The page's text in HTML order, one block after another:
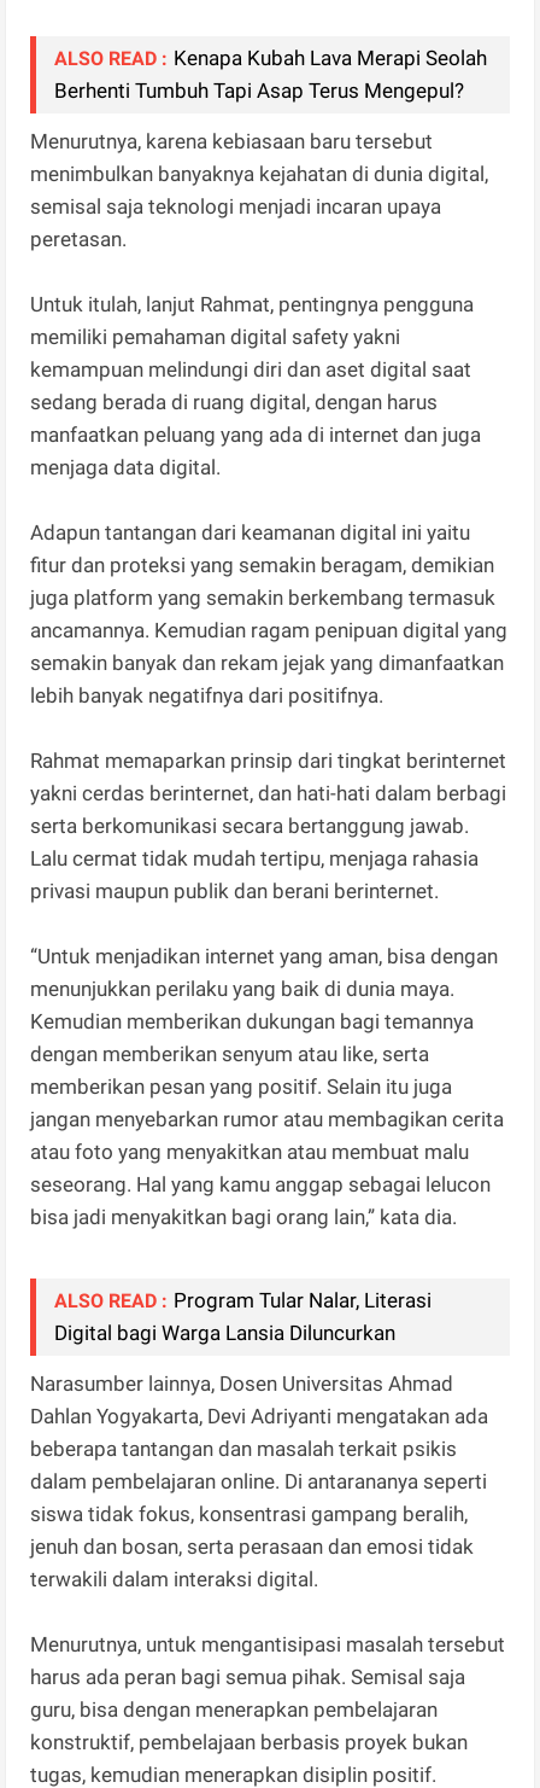
ALSO READ : Kenapa Kubah Lava Merapi Seolah
Berhenti Tumbuh Tapi Asap Terus Mengepul?
Menurutnya, karena kebiasaan baru tersebut
menimbulkan banyaknya kejahatan di dunia digital,
semisal saja teknologi menjadi incaran upaya
peretasan.
Untuk itulah, lanjut Rahmat, pentingnya pengguna
memiliki pemahaman digital safety yakni
kemampuan melindungi diri dan aset digital saat
sedang berada di ruang digital, dengan harus
manfaatkan peluang yang ada di internet dan juga
menjaga data digital.
Adapun tantangan dari keamanan digital ini yaitu
fitur dan proteksi yang semakin beragam, demikian
juga platform yang semakin berkembang termasuk
ancamannya. Kemudian ragam penipuan digital yang
semakin banyak dan rekam jejak yang dimanfaatkan
lebih banyak negatifnya dari positifnya.
Rahmat memaparkan prinsip dari tingkat berinternet
yakni cerdas berinternet, dan hati-hati dalam berbagi
serta berkomunikasi secara bertanggung jawab.
Lalu cermat tidak mudah tertipu, menjaga rahasia
privasi maupun publik dan berani berinternet.
“Untuk menjadikan internet yang aman, bisa dengan
menunjukkan perilaku yang baik di dunia maya.
Kemudian memberikan dukungan bagi temannya
dengan memberikan senyum atau like, serta
memberikan pesan yang positif. Selain itu juga
jangan menyebarkan rumor atau membagikan cerita
atau foto yang menyakitkan atau membuat malu
seseorang. Hal yang kamu anggap sebagai lelucon
bisa jadi menyakitkan bagi orang lain,” kata dia.
ALSO READ : Program Tular Nalar, Literasi
Digital bagi Warga Lansia Diluncurkan
Narasumber lainnya, Dosen Universitas Ahmad
Dahlan Yogyakarta, Devi Adriyanti mengatakan ada
beberapa tantangan dan masalah terkait psikis
dalam pembelajaran online. Di antarananya seperti
siswa tidak fokus, konsentrasi gampang beralih,
jenuh dan bosan, serta perasaan dan emosi tidak
terwakili dalam interaksi digital.
Menurutnya, untuk mengantisipasi masalah tersebut
harus ada peran bagi semua pihak. Semisal saja
guru, bisa dengan menerapkan pembelajaran
konstruktif, pembelajaan berbasis proyek bukan
tugas, kemudian menerapkan disiplin positif.